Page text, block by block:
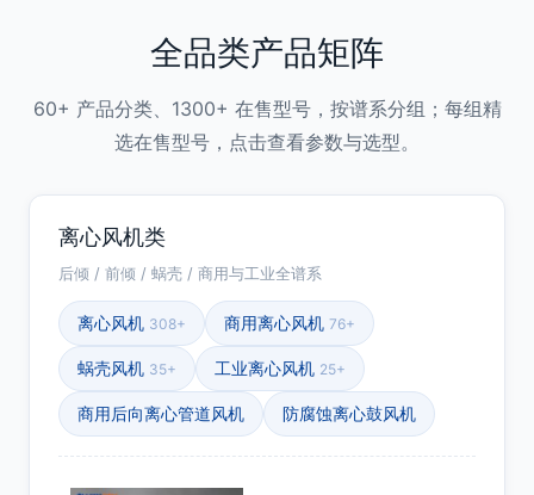
全品类产品矩阵
60+ 产品分类、1300+ 在售型号，按谱系分组；每组精
选在售型号，点击查看参数与选型。
离心风机类
后倾 / 前倾 / 蜗壳 / 商用与工业全谱系
离心风机 308+ 商用离心风机 76+
蜗壳风机 35+ 工业离心风机 25+
商用后向离心管道风机 防腐蚀离心鼓风机